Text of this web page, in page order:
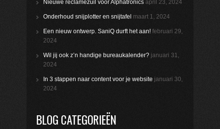
Nieuwe reclamezuil voor Alphatronics april 23, 2024
Onderhoud snijplotter en snijtafel maart 1, 2024
Een nieuw ontwerp. SaniQ durft het aan! februari 29,
2024
Wil jij ook z’n handige bureaukalender? januari 31,
2024
In 3 stappen naar content voor je website januari 30,
2024
BLOG CATEGORIEËN